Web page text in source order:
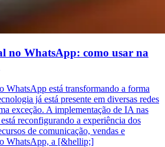
no WhatsApp: como usar na
está transformando a forma
já está presente em diversas redes
exceção. A implementação de IA nas
reconfigurando a experiência dos
de comunicação, vendas e
WhatsApp, a [&hellip;]